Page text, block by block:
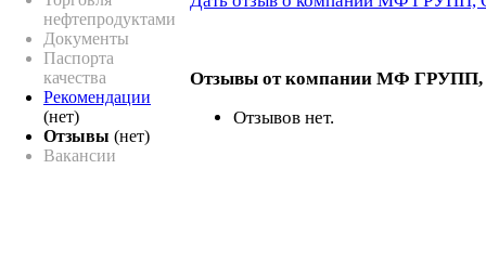
нефтепродуктами
Документы
Паспорта
качества
Рекомендации
(нет)
Отзывы (нет)
Вакансии
Отзывы от компании МФ
Отзывов нет.